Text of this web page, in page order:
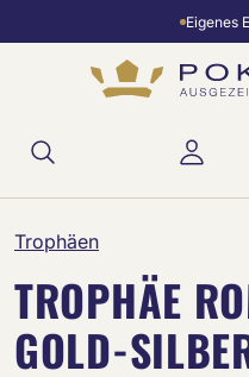
Zum Hauptinhalt springen
Eigenes
Trophäen
TROPHÄE
GOLD-